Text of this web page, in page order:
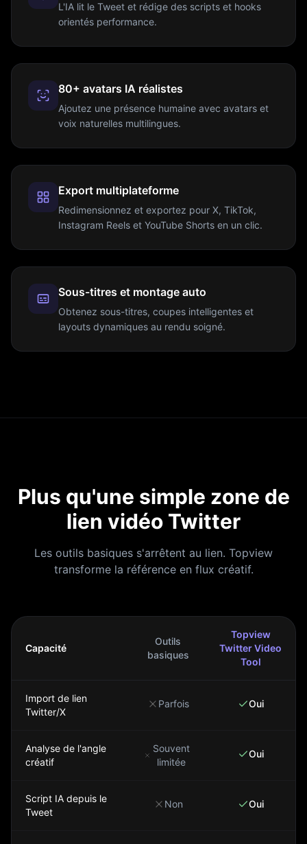
L'IA lit le Tweet et rédige des scripts et hooks
orientés performance.
80+ avatars IA réalistes
Ajoutez une présence humaine avec avatars et
voix naturelles multilingues.
Export multiplateforme
Redimensionnez et exportez pour X, TikTok,
Instagram Reels et YouTube Shorts en un clic.
Sous-titres et montage auto
Obtenez sous-titres, coupes intelligentes et
layouts dynamiques au rendu soigné.
Plus qu'une simple zone de
lien vidéo Twitter
Les outils basiques s'arrêtent au lien. Topview
transforme la référence en flux créatif.
Capacité
Outils
basiques
Topview
Twitter Video
Tool
Import de lien
Twitter/X
Parfois Oui
Analyse de l'angle
créatif
Souvent
limitée
Oui
Script IA depuis le
Tweet
Non Oui